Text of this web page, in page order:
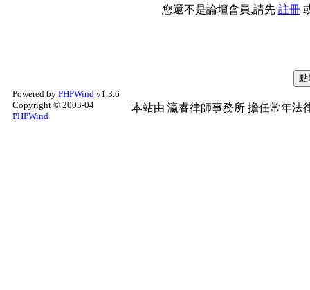
您還不是論壇會員,請先 註冊
Powered by PHPWind v1.3.6
Copyright © 2003-04
PHPWind
本站由 瀛睿律師事務所 擔任常年法